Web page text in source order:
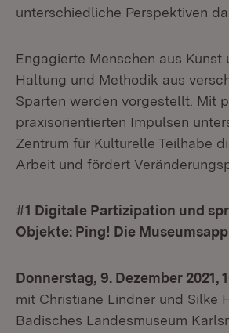
unterschiedliche Perspektiven
Engagierte Menschen aus Kunst
Haltung und Methodik aus
Sparten werden vorgestellt. Mit
praxis­orientierten Impulsen
Zentrum für Kulturelle Teilhabe
Arbeit und fördert
#1 Digitale Partizipation und
Objekte: Ping! Die Museumsapp
Donnerstag, 9. Dezember 2021,
mit Christiane Lindner und Silke
Badisches Landesmuseum